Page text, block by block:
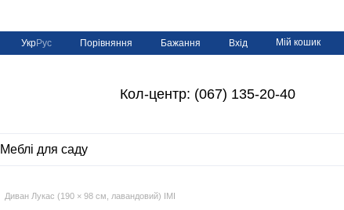
УкрРус Порівняння Бажання Вхід Мій кошик
Кол-центр: (067) 135-20-40
Меблі для саду
Диван Лукас (190 × 98 см, лавандовий) ІМІ